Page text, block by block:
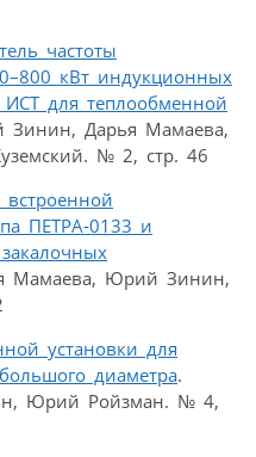
частоты
кВт индукционных
для теплообменной
Дарья Мамаева,
№ 2, стр. 46
встроенной
ПЕТРА-0133 и
Мамаева, Юрий Зинин,
установки для
диаметра.
Юрий Ройзман. № 4,